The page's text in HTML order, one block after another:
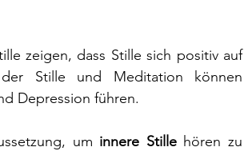
zeigen, dass Stille sich positiv auf
Stille und Meditation können
Depression führen.
um innere Stille hören zu